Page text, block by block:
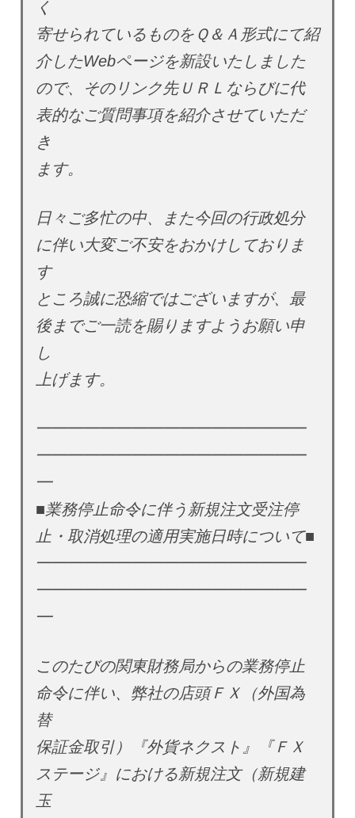
く
寄せられているものをＱ＆Ａ形式にて紹
介したWebページを新設いたしました
ので、そのリンク先ＵＲＬならびに代
表的なご質問事項を紹介させていただ
き
ます。
日々ご多忙の中、また今回の行政処分
に伴い大変ご不安をおかけしておりま
す
ところ誠に恐縮ではございますが、最
後までご一読を賜りますようお願い申
し
上げます。
━━━━━━━━━━━━━━━━━
━━━━━━━━━━━━━━━━━
━
■業務停止命令に伴う新規注文受注停
止・取消処理の適用実施日時について■
━━━━━━━━━━━━━━━━━
━━━━━━━━━━━━━━━━━
━
このたびの関東財務局からの業務停止
命令に伴い、弊社の店頭ＦＸ（外国為
替
保証金取引）『外貨ネクスト』『ＦＸ
ステージ』における新規注文（新規建
玉